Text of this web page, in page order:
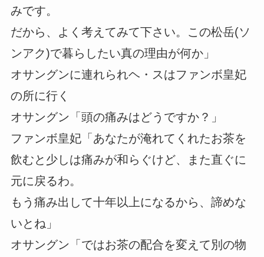
みです。
だから、よく考えてみて下さい。この松岳(ソ
ンアク)で暮らしたい真の理由が何か」
オサングンに連れられヘ・スはファンボ皇妃
の所に行く
オサングン「頭の痛みはどうですか？」
ファンボ皇妃「あなたが淹れてくれたお茶を
飲むと少しは痛みが和らぐけど、また直ぐに
元に戻るわ。
もう痛み出して十年以上になるから、諦めな
いとね」
オサングン「ではお茶の配合を変えて別の物